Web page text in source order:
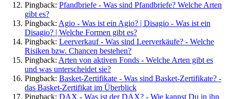
Pingback: Pfandbriefe - Was sind Pfandbriefe? Welche Arten
gibt es?
Pingback: Agio - Was ist ein Agio? | Disagio - Was ist ein
Disagio? | Welche Formen gibt es?
Pingback: Leerverkauf - Was sind Leerverkäufe? - Welche
Risiken bzw. Chancen bestehen?
Pingback: Arten von aktiven Fonds - Welche Arten gibt es
und was unterscheidet sie?
Pingback: Basket-Zertifikate - Was sind Basket-Zertifikate? -
das Basket-Zertifikat im Überblick
Pingback: DAX - Was ist der DAX? - Wie kannst Du in ihn